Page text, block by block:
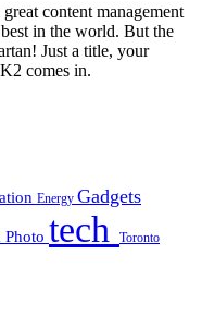
content management
in the world. But the
Just a title, your
comes in.
Energy Gadgets
Photo tech Toronto